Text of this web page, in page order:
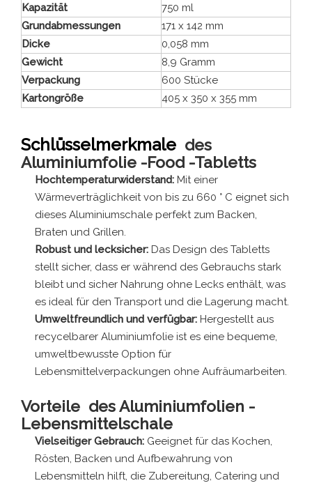
Kapazität
750 ml
Grundabmessungen
171 x 142 mm
Dicke
0,058 mm
Gewicht
8,9 Gramm
Verpackung
600 Stücke
Kartongröße
405 x 350 x 355 mm
Schlüsselmerkmale des
Aluminiumfolie -Food -Tabletts
Hochtemperaturwiderstand: Mit einer
Wärmeverträglichkeit von bis zu 660 ° C eignet sich
dieses Aluminiumschale perfekt zum Backen,
Braten und Grillen.
Robust und lecksicher: Das Design des Tabletts
stellt sicher, dass er während des Gebrauchs stark
bleibt und sicher Nahrung ohne Lecks enthält, was
es ideal für den Transport und die Lagerung macht.
Umweltfreundlich und verfügbar: Hergestellt aus
recycelbarer Aluminiumfolie ist es eine bequeme,
umweltbewusste Option für
Lebensmittelverpackungen ohne Aufräumarbeiten.
Vorteile des Aluminiumfolien -
Lebensmittelschale
Vielseitiger Gebrauch: Geeignet für das Kochen,
Rösten, Backen und Aufbewahrung von
Lebensmitteln hilft, die Zubereitung, Catering und